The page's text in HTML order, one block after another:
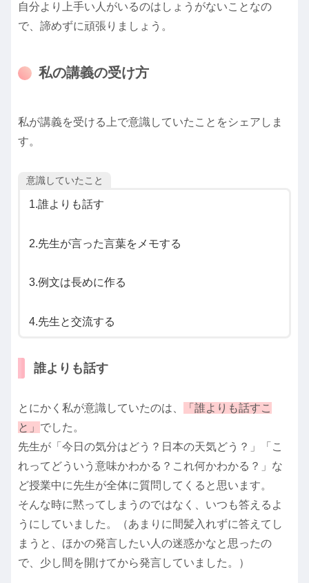
自分より上手い人がいるのはしょうがないことなの
で、諦めずに頑張りましょう。
私の講義の受け方
私が講義を受ける上で意識していたことをシェアしま
す。
意識していたこと
1.誰よりも話す
2.先生が言った言葉をメモする
3.例文は長めに作る
4.先生と交流する
誰よりも話す
とにかく私が意識していたのは、
「誰よりも話すこ
と」 でした。
先生が「今日の気分はどう？日本の天気どう？」「こ
れってどういう意味かわかる？これ何かわかる？」な
ど授業中に先生が全体に質問してくると思います。
そんな時に黙ってしまうのではなく、いつも答えるよ
うにしていました。（あまりに間髪入れずに答えてし
まうと、ほかの発言したい人の迷惑かなと思ったの
で、少し間を開けてから発言していました。）